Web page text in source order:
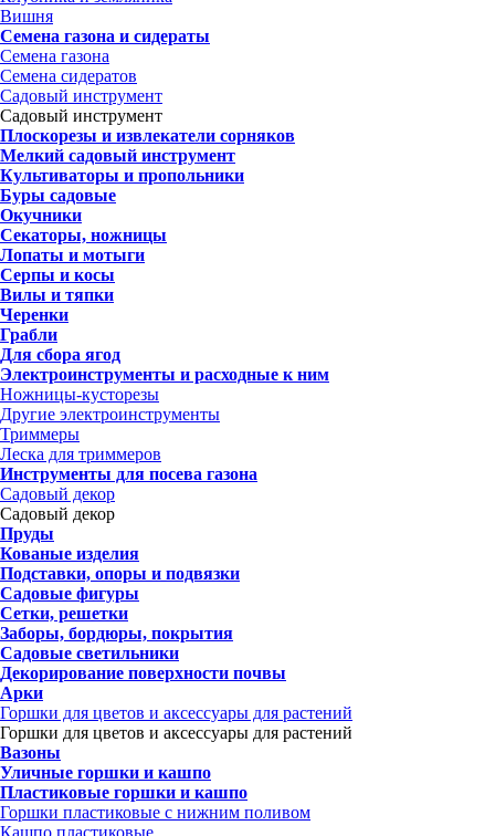
Вишня
Семена газона и сидераты
Семена газона
Семена сидератов
Садовый инструмент
Садовый инструмент
Плоскорезы и извлекатели сорняков
Мелкий садовый инструмент
Культиваторы и пропольники
Буры садовые
Окучники
Секаторы, ножницы
Лопаты и мотыги
Серпы и косы
Вилы и тяпки
Черенки
Грабли
Для сбора ягод
Электроинструменты и расходные к ним
Ножницы-кусторезы
Другие электроинструменты
Триммеры
Леска для триммеров
Инструменты для посева газона
Садовый декор
Садовый декор
Пруды
Кованые изделия
Подставки, опоры и подвязки
Садовые фигуры
Сетки, решетки
Заборы, бордюры, покрытия
Садовые светильники
Декорирование поверхности почвы
Арки
Горшки для цветов и аксессуары для растений
Горшки для цветов и аксессуары для растений
Вазоны
Уличные горшки и кашпо
Пластиковые горшки и кашпо
Горшки пластиковые с нижним поливом
Кашпо пластиковые